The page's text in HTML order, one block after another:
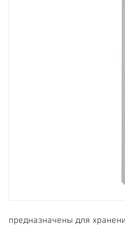
предназначены для